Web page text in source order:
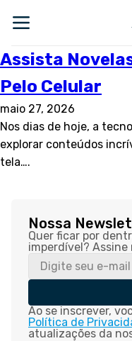
Assista
Pelo Celular
maio 27, 2026
Nos dias de hoje, a
explorar conteúdos
tela….
Nossa
Quer ficar por
imperdível?
Ao se inscrever,
Política de
atualizações da